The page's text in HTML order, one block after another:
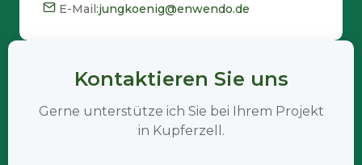
E-Mail:jungkoenig@enwendo.de
Kontaktieren Sie uns
Gerne unterstütze ich Sie bei Ihrem Projekt
in Kupferzell.